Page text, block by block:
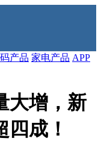
产品 家电产品 APP
大增，新
成！